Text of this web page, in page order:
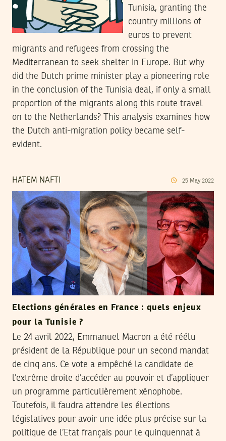
Tunisia, granting the
country millions of
euros to prevent
migrants and refugees from crossing the
Mediterranean to seek shelter in Europe. But why
did the Dutch prime minister play a pioneering role
in the conclusion of the Tunisia deal, if only a small
proportion of the migrants along this route travel
on to the Netherlands? This analysis examines how
the Dutch anti-migration policy became self-
evident.
HATEM NAFTI 25 May 2022
Elections générales en France : quels enjeux
pour la Tunisie ?
Le 24 avril 2022, Emmanuel Macron a été réélu
président de la République pour un second mandat
de cinq ans. Ce vote a empêché la candidate de
l’extrême droite d’accéder au pouvoir et d’appliquer
un programme particulièrement xénophobe.
Toutefois, il faudra attendre les élections
législatives pour avoir une idée plus précise sur la
politique de l’Etat français pour le quinquennat à